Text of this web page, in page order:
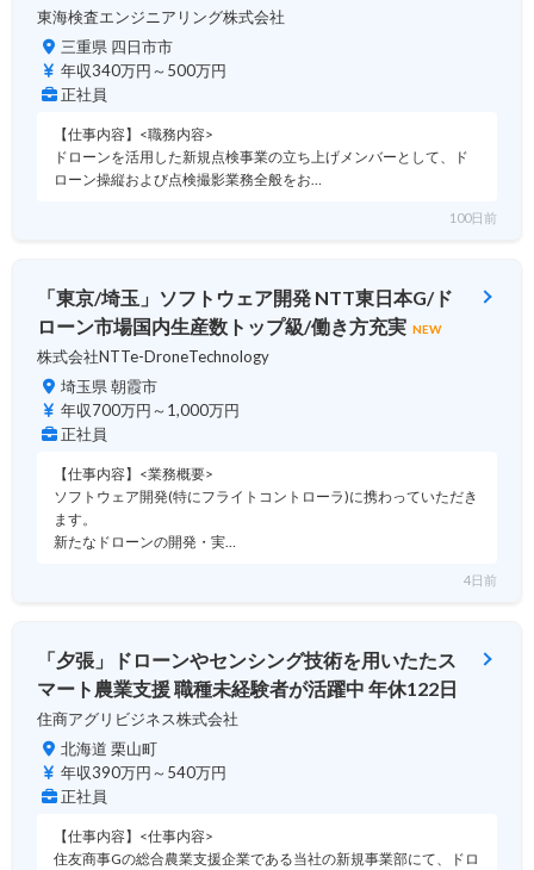
東海検査エンジニアリング株式会社
三重県 四日市市
年収340万円～500万円
正社員
【仕事内容】<職務内容>
ドローンを活用した新規点検事業の立ち上げメンバーとして、ド
ローン操縦および点検撮影業務全般をお…
100日前
「東京/埼玉」ソフトウェア開発 NTT東日本G/ド
ローン市場国内生産数トップ級/働き方充実 NEW
株式会社NTTe-DroneTechnology
埼玉県 朝霞市
年収700万円～1,000万円
正社員
【仕事内容】<業務概要>
ソフトウェア開発(特にフライトコントローラ)に携わっていただき
ます。
新たなドローンの開発・実…
4日前
「夕張」ドローンやセンシング技術を用いたたス
マート農業支援 職種未経験者が活躍中 年休122日
住商アグリビジネス株式会社
北海道 栗山町
年収390万円～540万円
正社員
【仕事内容】<仕事内容>
住友商事Gの総合農業支援企業である当社の新規事業部にて、ドロ